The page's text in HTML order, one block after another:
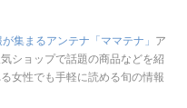
集まるアンテナ「ママテナ」 ア
ショップで話題の商品などを紹
女性でも手軽に読める旬の情報